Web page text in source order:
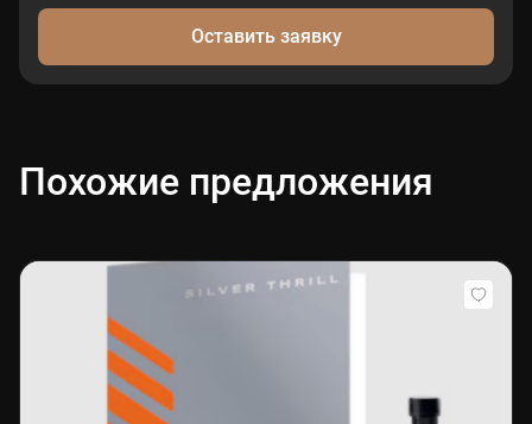
Оставить заявку
Похожие предложения